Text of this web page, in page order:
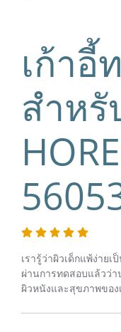
เก้าอี้
สำหรั
เรารู้ว่าผิวเด็กแพ้ง่าย
ผ่านการทดสอบแล้วว่า
ผิวหนังและสุขภาพของ